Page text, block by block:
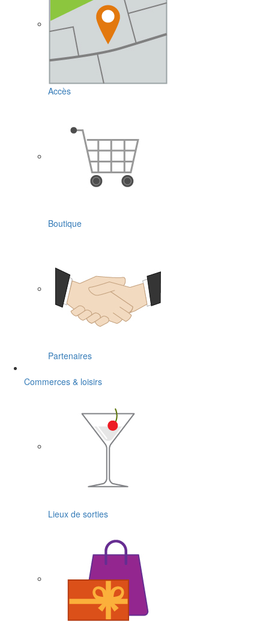
Accès
Boutique
Partenaires
Commerces & loisirs
Lieux de sorties